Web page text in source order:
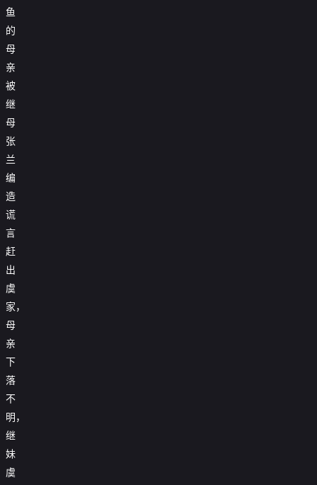
鱼
的
母
亲
被
继
母
张
兰
编
造
谎
言
赶
出
虞
家，
母
亲
下
落
不
明，
继
妹
虞